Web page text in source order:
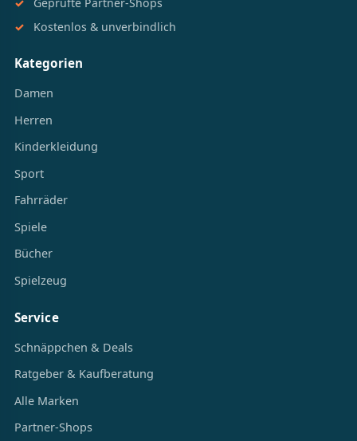
Kostenlos & unverbindlich
Kategorien
Damen
Herren
Kinderkleidung
Sport
Fahrräder
Spiele
Bücher
Spielzeug
Service
Schnäppchen & Deals
Ratgeber & Kaufberatung
Alle Marken
Partner-Shops